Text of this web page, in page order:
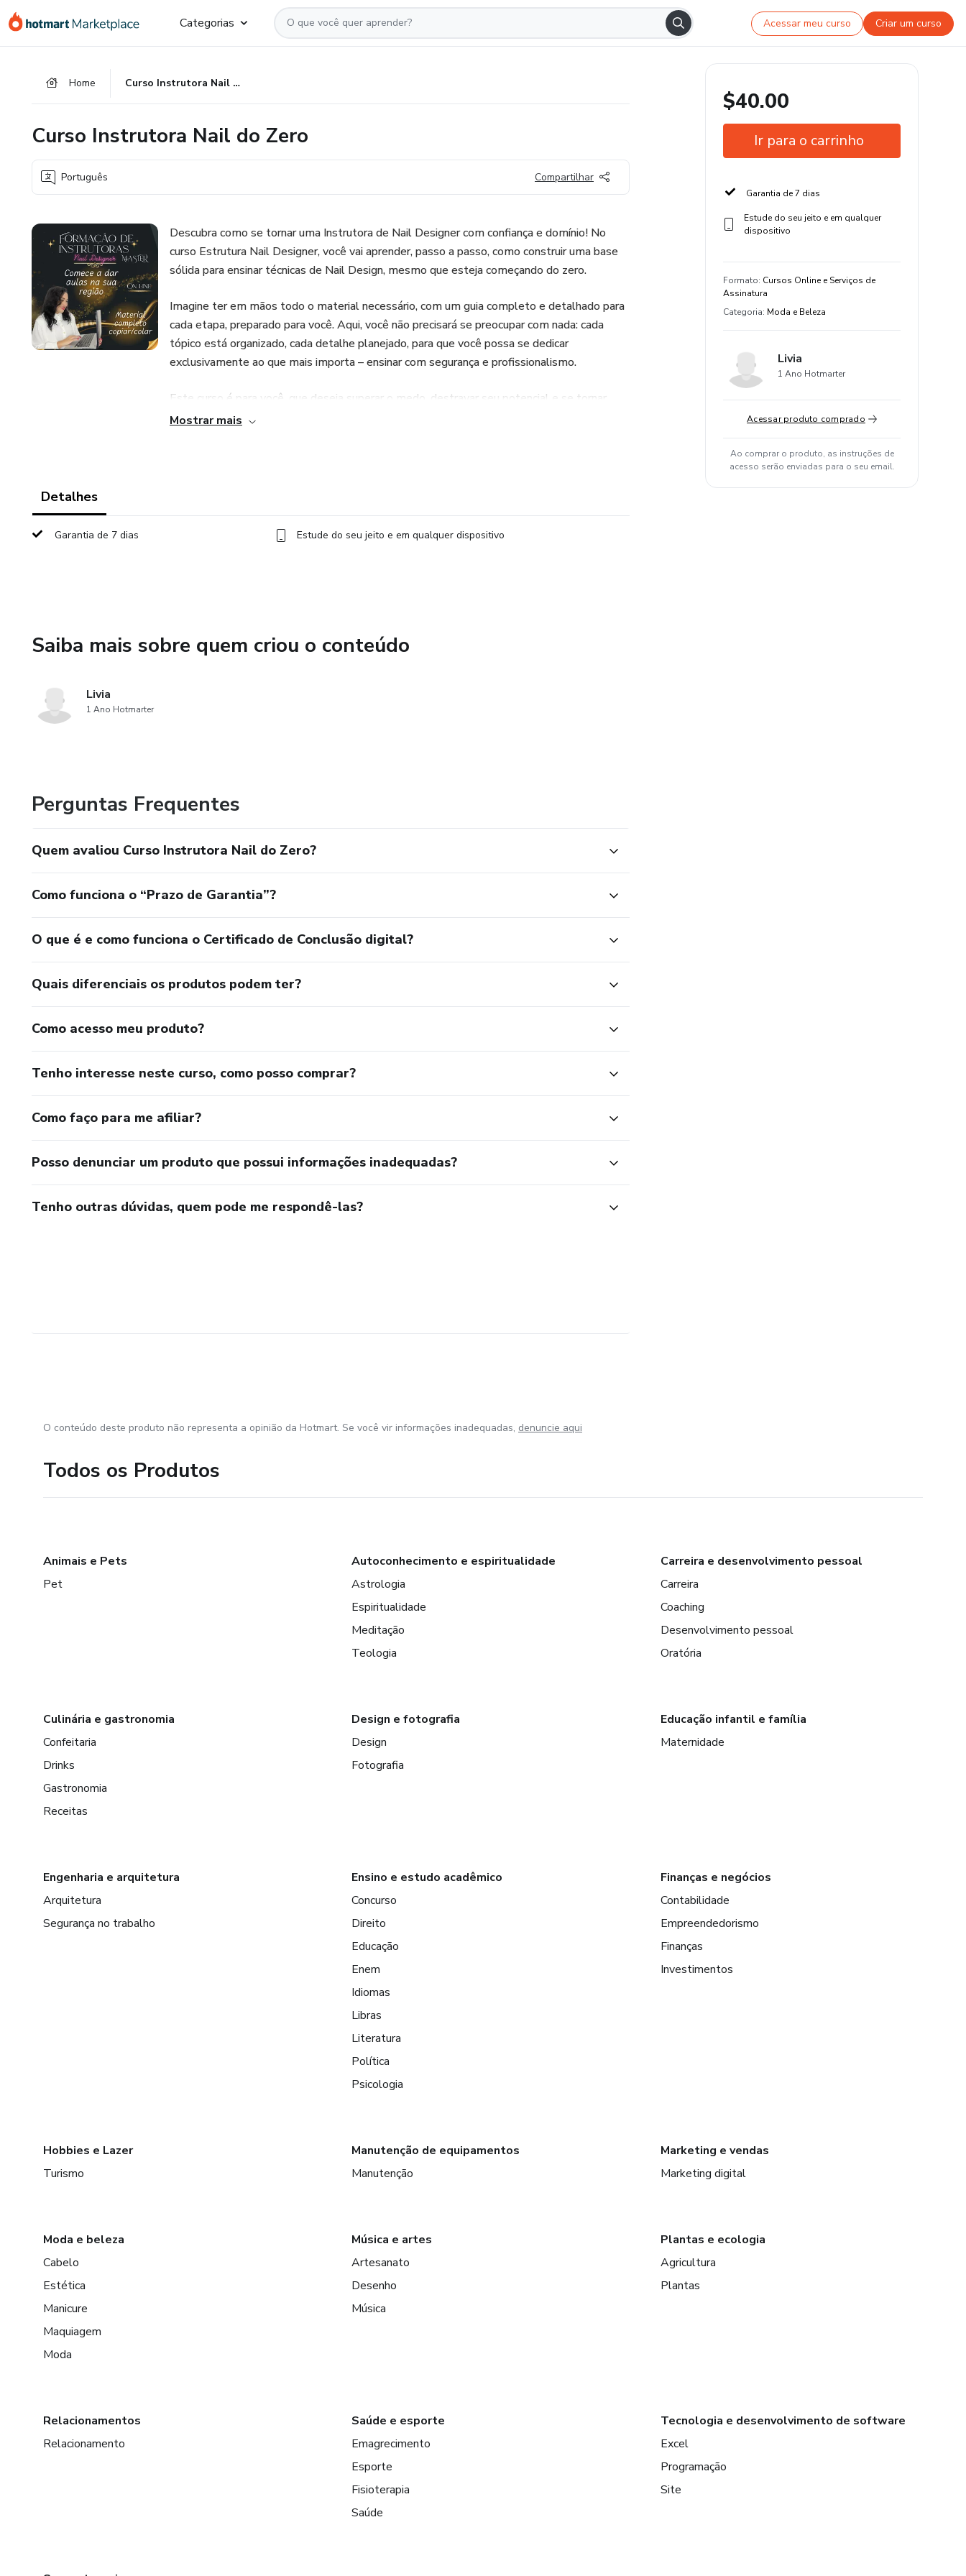
para
para
para
Categorias Acessar meu curso Criar um curso
Home Curso Instrutora Nail do Zero
Curso Instrutora Nail do Zero
Português Compartilhar
Descubra como se tornar uma Instrutora de Nail Designer com confiança e domínio! No
curso Estrutura Nail Designer, você vai aprender, passo a passo, como construir uma base
sólida para ensinar técnicas de Nail Design, mesmo que esteja começando do zero.
Imagine ter em mãos todo o material necessário, com um guia completo e detalhado para
cada etapa, preparado para você. Aqui, você não precisará se preocupar com nada: cada
tópico está organizado, cada detalhe planejado, para que você possa se dedicar
exclusivamente ao que mais importa – ensinar com segurança e profissionalismo.
Este curso é para você, que deseja superar o medo, destravar seu potencial e se tornar
uma instrutora pronta para transformar vidas e carreiras. Não perca essa oportunidade de
Mostrar mais
Detalhes
Garantia de 7 dias Estude do seu jeito e em qualquer dispositivo
Saiba mais sobre quem criou o conteúdo
Livia
1 Ano Hotmarter
Perguntas Frequentes
Quem avaliou Curso Instrutora Nail do Zero?
Como funciona o “Prazo de Garantia”?
O que é e como funciona o Certificado de Conclusão digital?
Quais diferenciais os produtos podem ter?
Como acesso meu produto?
Tenho interesse neste curso, como posso comprar?
Como faço para me afiliar?
Posso denunciar um produto que possui informações inadequadas?
Tenho outras dúvidas, quem pode me respondê-las?
$40.00
Ir para o carrinho
Garantia de 7 dias
Estude do seu jeito e em qualquer
dispositivo
Formato: Cursos Online e Serviços de
Assinatura
Categoria: Moda e Beleza
Livia
1 Ano Hotmarter
Acessar produto comprado
Ao comprar o produto, as instruções de
acesso serão enviadas para o seu email.
O conteúdo deste produto não representa a opinião da Hotmart. Se você vir informações inadequadas, denuncie aqui
Todos os Produtos
Animais e Pets
Pet
Autoconhecimento e espiritualidade
Astrologia
Espiritualidade
Meditação
Teologia
Carreira e desenvolvimento pessoal
Carreira
Coaching
Desenvolvimento pessoal
Oratória
Culinária e gastronomia
Confeitaria
Drinks
Gastronomia
Receitas
Design e fotografia
Design
Fotografia
Educação infantil e família
Maternidade
Engenharia e arquitetura
Arquitetura
Segurança no trabalho
Ensino e estudo acadêmico
Concurso
Direito
Educação
Enem
Idiomas
Libras
Literatura
Política
Psicologia
Finanças e negócios
Contabilidade
Empreendedorismo
Finanças
Investimentos
Hobbies e Lazer
Turismo
Manutenção de equipamentos
Manutenção
Marketing e vendas
Marketing digital
Moda e beleza
Cabelo
Estética
Manicure
Maquiagem
Moda
Música e artes
Artesanato
Desenho
Música
Plantas e ecologia
Agricultura
Plantas
Relacionamentos
Relacionamento
Saúde e esporte
Emagrecimento
Esporte
Fisioterapia
Saúde
Tecnologia e desenvolvimento de software
Excel
Programação
Site